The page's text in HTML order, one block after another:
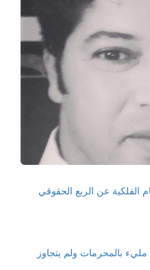
الفلكية عن الربع الحقوقي
بالمحرمات ولم يتجاوز